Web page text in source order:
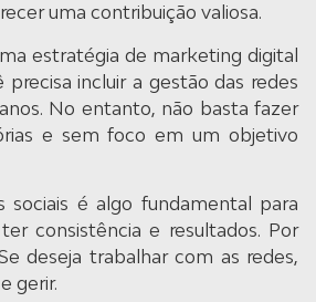
uma contribuição valiosa.
estratégia de marketing digital
incluir a gestão das redes
No entanto, não basta fazer
e sem foco em um objetivo
sociais é algo fundamental para
consistência e resultados. Por
deseja trabalhar com as redes,
gerir.